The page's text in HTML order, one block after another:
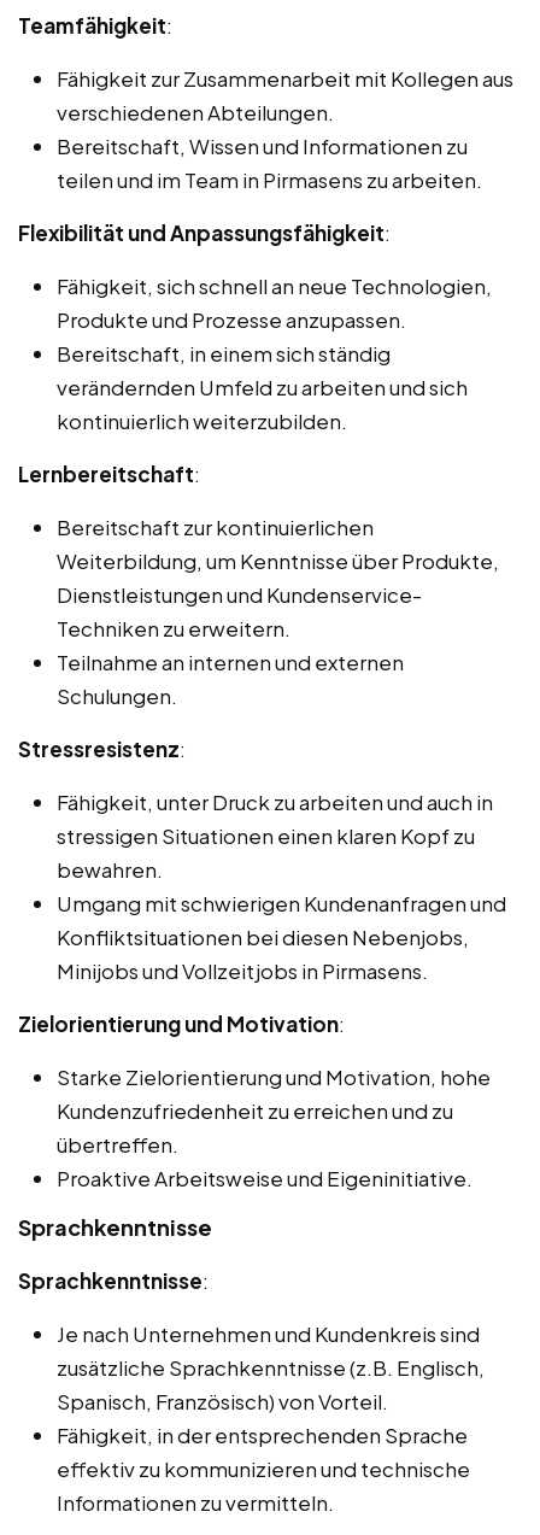
Teamfähigkeit:
Fähigkeit zur Zusammenarbeit mit Kollegen aus
verschiedenen Abteilungen.
Bereitschaft, Wissen und Informationen zu
teilen und im Team in Pirmasens zu arbeiten.
Flexibilität und Anpassungsfähigkeit:
Fähigkeit, sich schnell an neue Technologien,
Produkte und Prozesse anzupassen.
Bereitschaft, in einem sich ständig
verändernden Umfeld zu arbeiten und sich
kontinuierlich weiterzubilden.
Lernbereitschaft:
Bereitschaft zur kontinuierlichen
Weiterbildung, um Kenntnisse über Produkte,
Dienstleistungen und Kundenservice-
Techniken zu erweitern.
Teilnahme an internen und externen
Schulungen.
Stressresistenz:
Fähigkeit, unter Druck zu arbeiten und auch in
stressigen Situationen einen klaren Kopf zu
bewahren.
Umgang mit schwierigen Kundenanfragen und
Konfliktsituationen bei diesen Nebenjobs,
Minijobs und Vollzeitjobs in Pirmasens.
Zielorientierung und Motivation:
Starke Zielorientierung und Motivation, hohe
Kundenzufriedenheit zu erreichen und zu
übertreffen.
Proaktive Arbeitsweise und Eigeninitiative.
Sprachkenntnisse
Sprachkenntnisse:
Je nach Unternehmen und Kundenkreis sind
zusätzliche Sprachkenntnisse (z.B. Englisch,
Spanisch, Französisch) von Vorteil.
Fähigkeit, in der entsprechenden Sprache
effektiv zu kommunizieren und technische
Informationen zu vermitteln.